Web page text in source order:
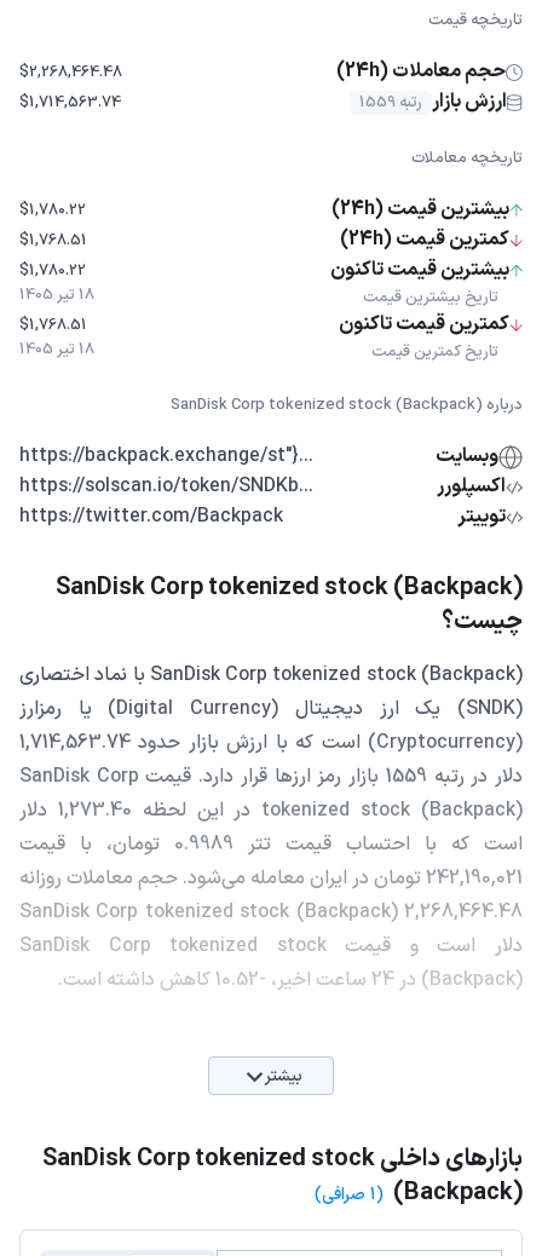
تاریخچه قیمت
حجم معاملات (24h) $2,268,464.48
ارزش بازار رتبه 1559 $1,714,563.74
تاریخچه معاملات
بیشترین قیمت (24h) $1,780.22
کمترین قیمت (24h) $1,768.51
بیشترین قیمت تاکنون
تاریخ بیشترین قیمت
$1,780.22
18 تیر 1405
کمترین قیمت تاکنون
تاریخ کمترین قیمت
$1,768.51
18 تیر 1405
درباره SanDisk Corp tokenized stock (Backpack)
وبسایت
...{"https://backpack.exchange/st
اکسپلورر
...https://solscan.io/token/SNDKb
توییتر
https://twitter.com/Backpack
SanDisk Corp tokenized stock (Backpack)
چیست؟
SanDisk Corp tokenized stock (Backpack) با نماد اختصاری
(SNDK) یک ارز دیجیتال (Digital Currency) یا رمزارز
(Cryptocurrency) است که با ارزش بازار حدود 1,714,563.74
دلار در رتبه 1559 بازار رمز ارزها قرار دارد. قیمت SanDisk Corp
tokenized stock (Backpack) در این لحظه 1,273.40 دلار
است که با احتساب قیمت تتر 0.9989 تومان، با قیمت
242,190,021 تومان در ایران معامله می‌شود. حجم معاملات روزانه
SanDisk Corp tokenized stock (Backpack) 2,268,464.48
دلار است و قیمت SanDisk Corp tokenized stock
(Backpack) در 24 ساعت اخیر، -10.52 کاهش داشته است.
بیشتر
بازارهای داخلی SanDisk Corp tokenized stock
(Backpack) (1 صرافی)